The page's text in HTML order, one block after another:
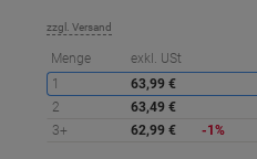
zzgl. Versand
Menge exkl. USt
1
63,99 €
2
63,49 €
3+
62,99 € -1%